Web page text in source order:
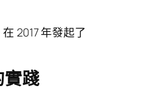
2017 年發起了
踐